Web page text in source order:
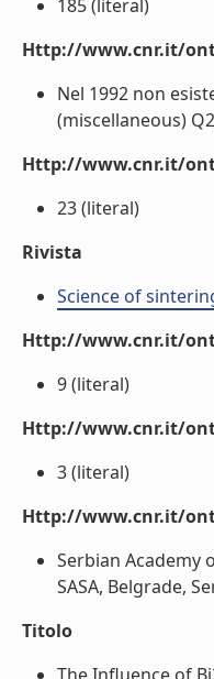
185 (literal)
Http://www.cnr.it/
Nel 1992 non
(miscellaneous)
Http://www.cnr.it/
23 (literal)
Rivista
Science of
Http://www.cnr.it/
9 (literal)
Http://www.cnr.it/
3 (literal)
Http://www.cnr.it/
Serbian Academy
SASA, Belgrade,
Titolo